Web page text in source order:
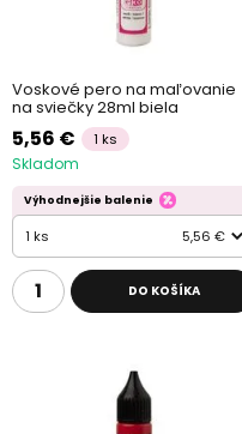
Voskové pero na maľovanie
na sviečky 28ml biela
5,56 € 1 ks
Skladom
Výhodnejšie balenie
1 ks 5,56 €
DO KOŠÍKA